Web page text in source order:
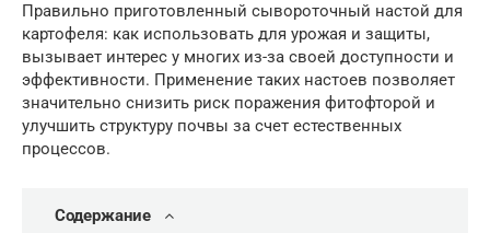
Правильно приготовленный сывороточный настой для
картофеля: как использовать для урожая и защиты,
вызывает интерес у многих из-за своей доступности и
эффективности. Применение таких настоев позволяет
значительно снизить риск поражения фитофторой и
улучшить структуру почвы за счет естественных
процессов.
Содержание